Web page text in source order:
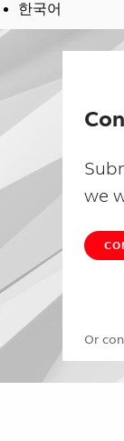
한국어
we
Or